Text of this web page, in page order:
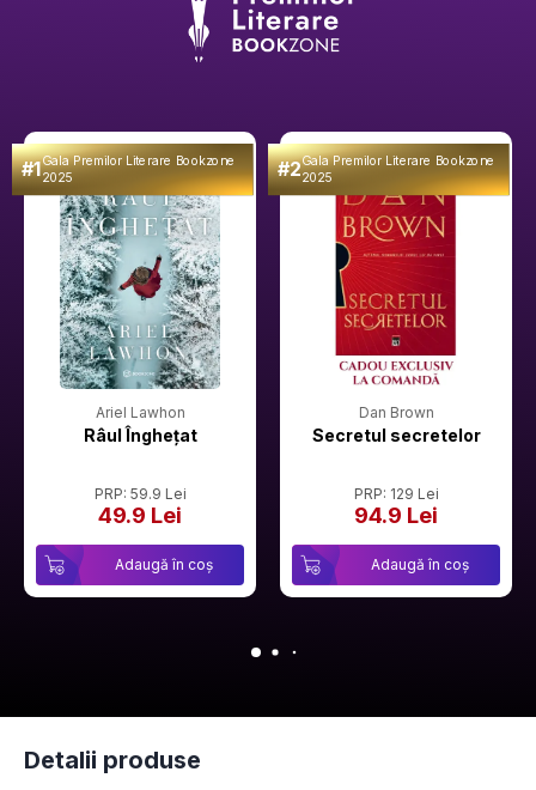
#1Gala Premilor Literare Bookzone
2025
Ariel Lawhon
Râul Înghețat
PRP: 59.9 Lei
49.9 Lei
Adaugă în coș
#2Gala Premilor Literare Bookzone
2025
Dan Brown
Secretul secretelor
PRP: 129 Lei
94.9 Lei
Adaugă în coș
Detalii produse